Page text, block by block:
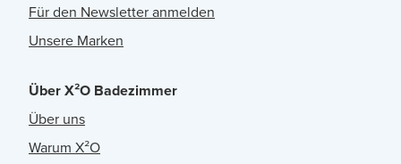
Für den Newsletter anmelden
Unsere Marken
Über X²O Badezimmer
Über uns
Warum X²O